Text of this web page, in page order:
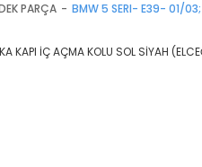
PARÇA BMW 5 SERI- E39- 01/03;